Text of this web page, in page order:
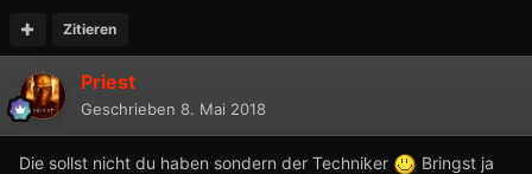
Zitieren
Priest
Geschrieben 8. Mai 2018
Die sollst nicht du haben sondern der Techniker
Bringst ja